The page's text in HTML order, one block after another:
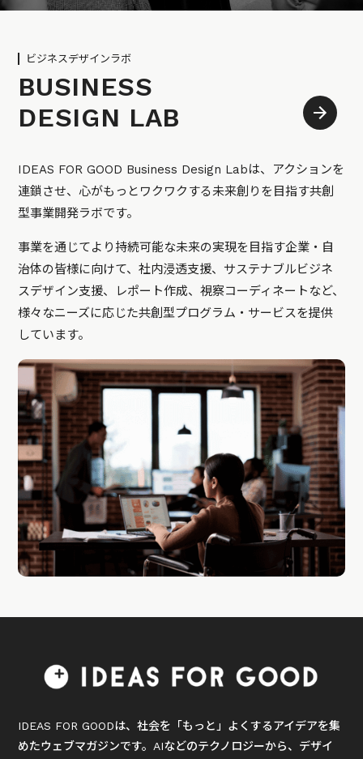
ビジネスデザインラボ
BUSINESS
DESIGN LAB
IDEAS FOR GOOD Business Design Labは、アクションを
連鎖させ、心がもっとワクワクする未来創りを目指す共創
型事業開発ラボです。
事業を通じてより持続可能な未来の実現を目指す企業・自
治体の皆様に向けて、社内浸透支援、サステナブルビジネ
スデザイン支援、レポート作成、視察コーディネートなど、
様々なニーズに応じた共創型プログラム・サービスを提供
しています。
IDEAS FOR GOODは、社会を「もっと」よくするアイデアを集
めたウェブマガジンです。AIなどのテクノロジーから、デザイ